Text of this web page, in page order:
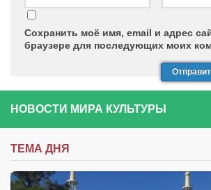
Сохранить моё имя, email и адрес
браузере для последующих моих
НОВОСТИ МИРА КУЛЬТУРЫ
ТЕМА ДНЯ